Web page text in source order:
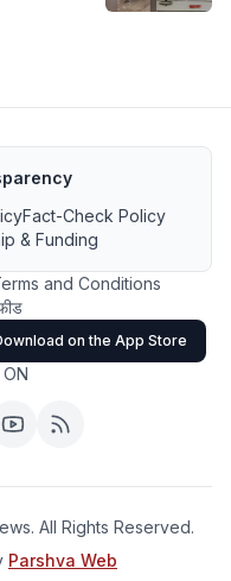
Fact-Check Policy
& Funding
and Conditions
on the App Store
All Rights Reserved.
Parshva Web